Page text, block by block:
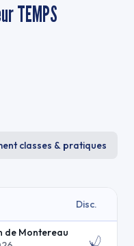
TEMPS
classes & pratiques
Disc.
de Montereau